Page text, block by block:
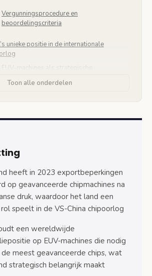
Vergunningsprocedure en
beoordelingscriteria
unieke positie in de internationale
Invoering exportcontroles 2023
Gevolgen voor ASML en Chinese klanten
hightechsector beleid: investering
relocatiedreiging
Eindhoven
Bedrijven overwegen vertrek uit
Toon alle onderdelen
heeft in 2023 exportbeperkingen
op geavanceerde chipmachines na
druk, waardoor het land een
speelt in de VS-China chipoorlog
een wereldwijde
op EUV-machines die nodig
meest geavanceerde chips, wat
strategisch belangrijk maakt